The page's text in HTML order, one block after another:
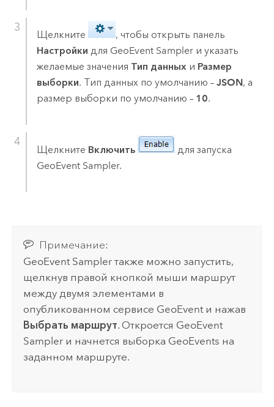
Щелкните
, чтобы открыть панель
Настройки для GeoEvent Sampler и указать
желаемые значения Тип данныхи Размер
выборки. Тип данных по умолчанию – JSON, а
размер выборки по умолчанию – 10.
Щелкните Включить
для запуска
GeoEvent Sampler.
Примечание:
GeoEvent Sampler также можно запустить,
щелкнув правой кнопкой мыши маршрут
между двумя элементами в
опубликованном сервисе GeoEvent и нажав
Выбрать маршрут. Откроется GeoEvent
Sampler и начнется выборка GeoEvents на
заданном маршруте.